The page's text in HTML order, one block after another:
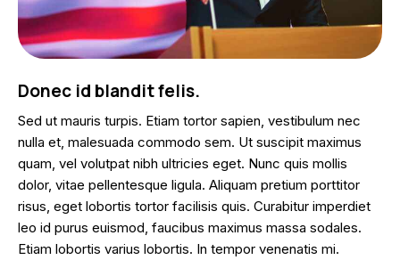
Donec id blandit felis.
Sed ut mauris turpis. Etiam tortor sapien, vestibulum nec
nulla et, malesuada commodo sem. Ut suscipit maximus
quam, vel volutpat nibh ultricies eget. Nunc quis mollis
dolor, vitae pellentesque ligula. Aliquam pretium porttitor
risus, eget lobortis tortor facilisis quis. Curabitur imperdiet
leo id purus euismod, faucibus maximus massa sodales.
Etiam lobortis varius lobortis. In tempor venenatis mi.